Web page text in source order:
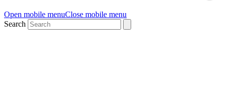
Open mobile menuClose mobile menu
Search